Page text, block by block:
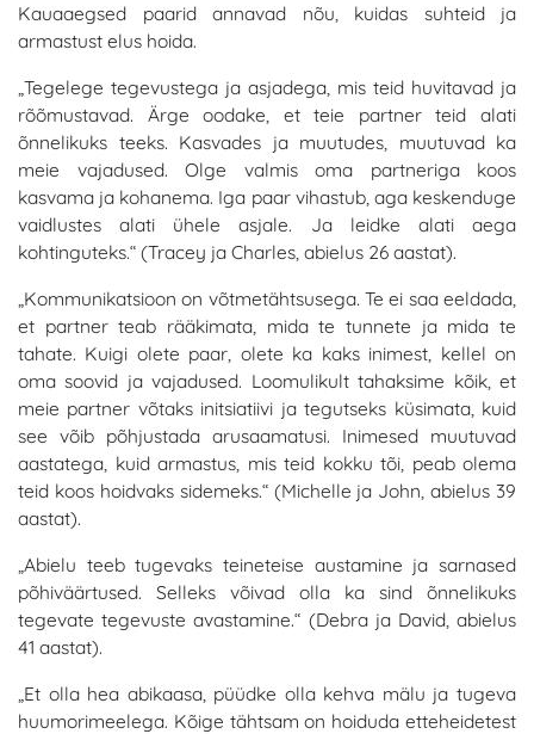
Kauaaegsed paarid annavad nõu, kuidas suhteid ja
armastust elus hoida.
„Tegelege tegevustega ja asjadega, mis teid huvitavad ja
rõõmustavad. Ärge oodake, et teie partner teid alati
õnnelikuks teeks. Kasvades ja muutudes, muutuvad ka
meie vajadused. Olge valmis oma partneriga koos
kasvama ja kohanema. Iga paar vihastub, aga keskenduge
vaidlustes alati ühele asjale. Ja leidke alati aega
kohtinguteks.“ (Tracey ja Charles, abielus 26 aastat).
„Kommunikatsioon on võtmetähtsusega. Te ei saa eeldada,
et partner teab rääkimata, mida te tunnete ja mida te
tahate. Kuigi olete paar, olete ka kaks inimest, kellel on
oma soovid ja vajadused. Loomulikult tahaksime kõik, et
meie partner võtaks initsiatiivi ja tegutseks küsimata, kuid
see võib põhjustada arusaamatusi. Inimesed muutuvad
aastatega, kuid armastus, mis teid kokku tõi, peab olema
teid koos hoidvaks sidemeks.“ (Michelle ja John, abielus 39
aastat).
„Abielu teeb tugevaks teineteise austamine ja sarnased
põhiväärtused. Selleks võivad olla ka sind õnnelikuks
tegevate tegevuste avastamine.“ (Debra ja David, abielus
41 aastat).
„Et olla hea abikaasa, püüdke olla kehva mälu ja tugeva
huumorimeelega. Kõige tähtsam on hoiduda etteheidetest